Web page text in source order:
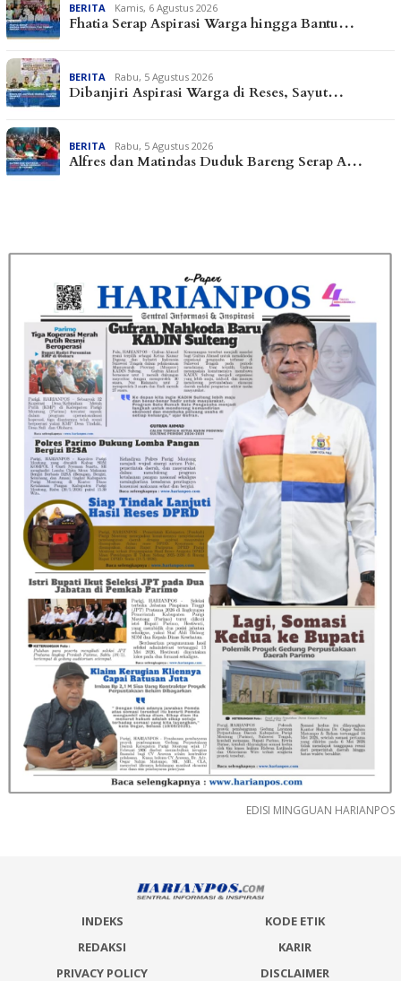
BERITA Kamis, 6 Agustus 2026
Fhatia Serap Aspirasi Warga hingga Bantu…
BERITA Rabu, 5 Agustus 2026
Dibanjiri Aspirasi Warga di Reses, Sayut…
BERITA Rabu, 5 Agustus 2026
Alfres dan Matindas Duduk Bareng Serap A…
EDISI MINGGUAN HARIANPOS
INDEKS
KODE ETIK
REDAKSI
KARIR
PRIVACY POLICY
DISCLAIMER